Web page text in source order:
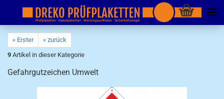
« Erster
« zurück
9 Artikel in dieser Kategorie
Gefahrgutzeichen Umwelt